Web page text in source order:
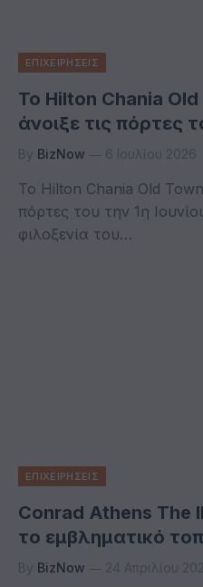
ΕΠΙΧΕΙΡΗΣΕΙΣ
Το Hilton Chania
άνοιξε τις πόρτες
By BizNow 6 Ιουλίου 2026
Το Hilton Chania Old
πόρτες του την 1η
φιλοξενία του…
ΕΠΙΧΕΙΡΗΣΕΙΣ
Conrad Athens The
το εμβληματικό
By BizNow 24 Απριλίου